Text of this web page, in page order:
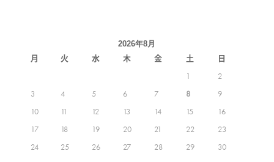
2026年8月
月 火 水 木 金 土
日
1
2
3
4 5 6 7 8
9
10
11 12 13 14 15
16
17
18 19 20 21 22
23
24
25 26 27 28 29
30